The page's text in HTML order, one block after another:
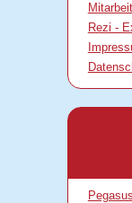
Mitarbeit
Rezi -